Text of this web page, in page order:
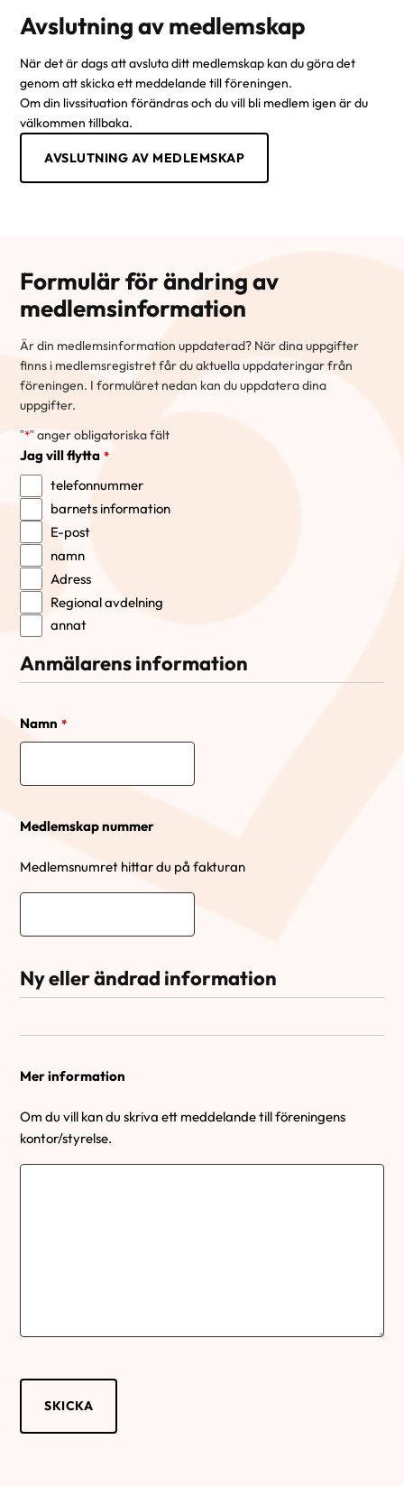
Avslutning av medlemskap
När det är dags att avsluta ditt medlemskap kan du göra det
genom att skicka ett meddelande till föreningen.
Om din livssituation förändras och du vill bli medlem igen är du
välkommen tillbaka.
AVSLUTNING AV MEDLEMSKAP
Formulär för ändring av
medlemsinformation
Är din medlemsinformation uppdaterad? När dina uppgifter
finns i medlemsregistret får du aktuella uppdateringar från
föreningen. I formuläret nedan kan du uppdatera dina
uppgifter.
”*” anger obligatoriska fält
Jag vill flytta *
telefonnummer
barnets information
E-post
namn
Adress
Regional avdelning
annat
Anmälarens information
Namn *
Medlemskap nummer
Medlemsnumret hittar du på fakturan
Ny eller ändrad information
Mer information
Om du vill kan du skriva ett meddelande till föreningens
kontor/styrelse.